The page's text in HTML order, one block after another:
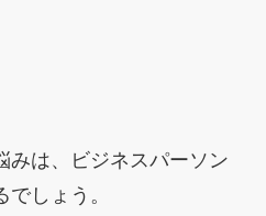
みは、ビジネスパーソン
しょう。